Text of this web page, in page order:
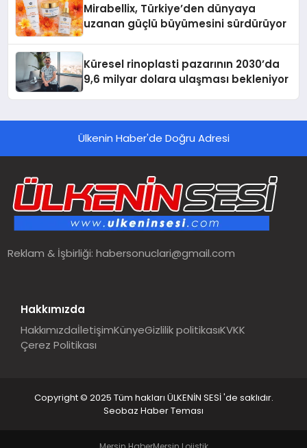
Mirabellix, Türkiye’den dünyaya
uzanan güçlü büyümesini sürdürüyor
Küresel rinoplasti pazarının 2030’da
9,6 milyar dolara ulaşması bekleniyor
Ülkenin Haber'de Doğru Adresi
Reklam & İşbirliği:habersonuclari@gmail.com
Hakkımızda
HakkımızdaİletişimKünyeGizlilik politikasıKVKK
Çerez Politikası
Copyright © 2025 Tüm hakları ÜLKENİN SESİ 'de saklıdır.
Seobaz Haber Teması